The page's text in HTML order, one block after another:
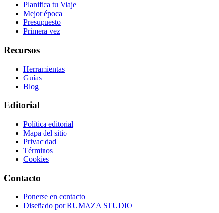
Planifica tu Viaje
Mejor época
Presupuesto
Primera vez
Recursos
Herramientas
Guías
Blog
Editorial
Política editorial
Mapa del sitio
Privacidad
Términos
Cookies
Contacto
Ponerse en contacto
Diseñado porRUMAZA STUDIO